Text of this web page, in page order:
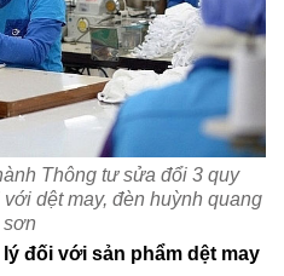
Thông tư sửa đổi 3 quy
dệt may, đèn huỳnh quang
sơn
đối với sản phẩm dệt may